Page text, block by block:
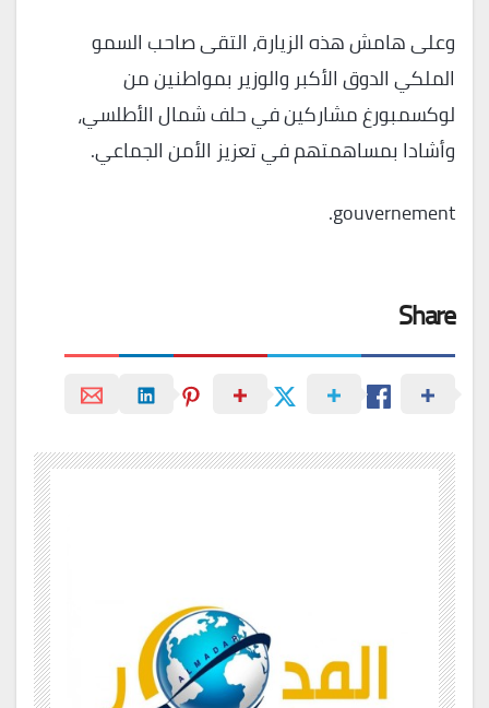
وعلى هامش هذه الزيارة، التقى صاحب السمو
الملكي الدوق الأكبر والوزير بمواطنين من
لوكسمبورغ مشاركين في حلف شمال الأطلسي،
وأشادا بمساهمتهم في تعزيز الأمن الجماعي.
gouvernement.
Share